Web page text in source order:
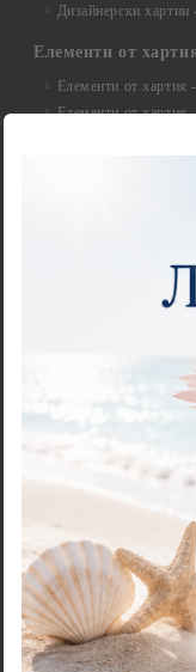
Дизайнерски хартии
Елементи от
Елементи от
Елементи от хартия
Елементи от
Елементи от
Елементи от
Елементи от хартия
Елементи от
Елементи от
Елементи от
Елементи от хартия
Елементи от
Елементи от
Елементи от
Елементи от бирен
Елементи от бирен
Елементи от бирен